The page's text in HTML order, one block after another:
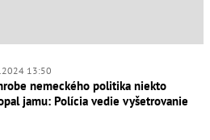
13:50
nemeckého politika niekto
jamu: Polícia vedie vyšetrovanie